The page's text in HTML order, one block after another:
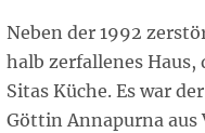
Neben der 1992
halb zerfallenes Haus,
Sitas Küche. Es war
Göttin Annapurna aus